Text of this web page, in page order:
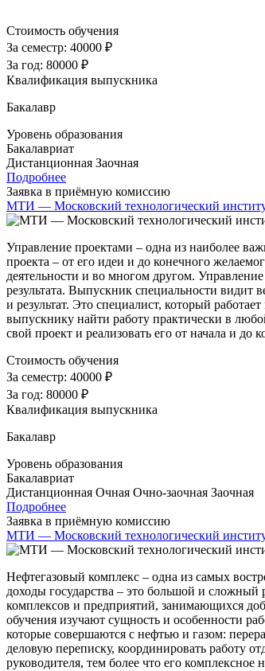
Стоимость обучения
За семестр: 40000 ₽
За год: 80000 ₽
Квалификация выпускника
Бакалавр
Уровень образования
Бакалавриат
Дистанционная Заочная
Подробнее
Заявка в приёмную комиссию
МТИ — Московский технологический
Управление проектами – одна из наиболее
проекта – от его идеи и до конечного
деятельности и во многом другом.
результата. Выпускник специальности видит
и результат. Это специалист, который
выпускнику найти работу практически в
свой проект и реализовать его от начала и до
Стоимость обучения
За семестр: 40000 ₽
За год: 80000 ₽
Квалификация выпускника
Бакалавр
Уровень образования
Бакалавриат
Дистанционная Очная Очно-заочная Заочная
Подробнее
Заявка в приёмную комиссию
МТИ — Московский технологический
Нефтегазовый комплекс – одна из самых
доходы государства – это большой и
комплексов и предприятий, занимающихся
обучения изучают сущность и особенности
которые совершаются с нефтью и газом:
деловую переписку, координировать работу
руководителя, тем более что его